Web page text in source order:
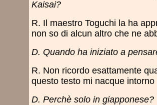
Kaisai?
R. Il maestro Toguchi la ha
non so di alcun altro che ne
D. Quando ha iniziato a
R. Non ricordo esattamente
questo testo mi nacque
D. Perchè solo in giapponese?